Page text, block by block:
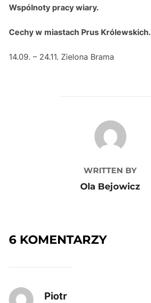
Wspólnoty pracy wiary.
Cechy w miastach Prus Królewskich.
14.09. – 24.11. Zielona Brama
POST AUTHOR
WRITTEN BY
Ola Bejowicz
6 KOMENTARZY
Piotr